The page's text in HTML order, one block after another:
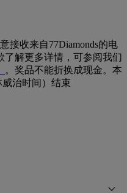
接收来自77Diamonds的电
了解更多详情，可参阅我们
。奖品不能折换成现金。本
威治时间）结束